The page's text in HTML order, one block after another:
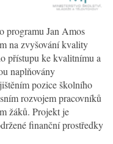
programu Jan Amos
na zvyšování kvality
přístupu ke kvalitnímu a
naplňovány
pozice školního
rozvojem pracovníků
žáků. Projekt je
finanční prostředky